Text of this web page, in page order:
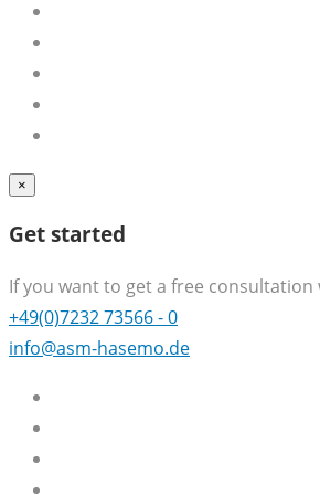
×
Get started
If you want to get a free
+49(0)7232 73566 - 0
info@asm-hasemo.de